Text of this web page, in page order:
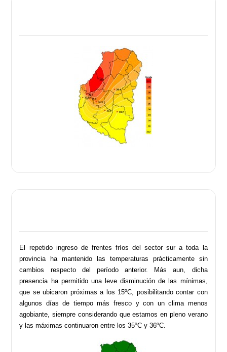
El repetido ingreso de frentes fríos del sector sur a toda la
provincia ha mantenido las temperaturas prácticamente sin
cambios respecto del período anterior. Más aun, dicha
presencia ha permitido una leve disminución de las mínimas,
que se ubicaron próximas a los 15ºC, posibilitando contar con
algunos días de tiempo más fresco y con un clima menos
agobiante, siempre considerando que estamos en pleno verano
y las máximas continuaron entre los 35ºC y 36ºC.